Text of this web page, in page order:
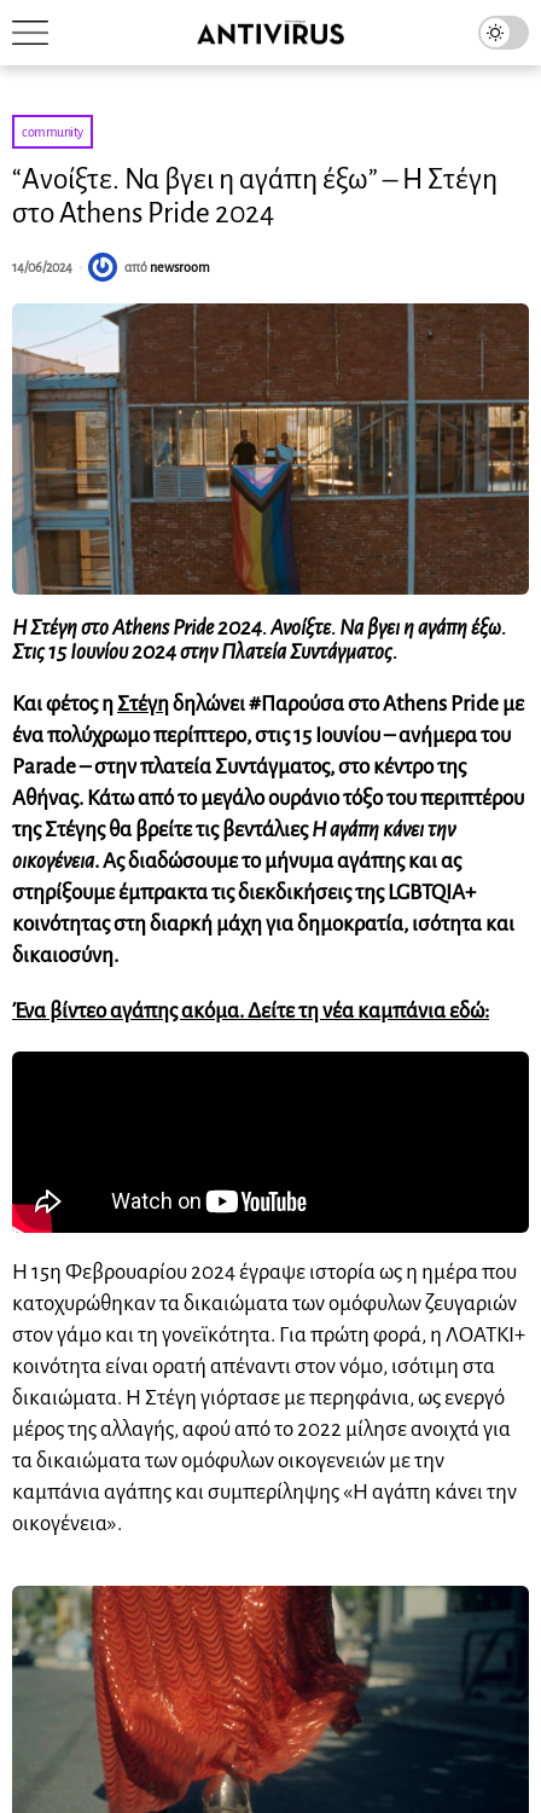
community
“Ανοίξτε. Να βγει η αγάπη έξω” – Η Στέγη
στο Athens Pride 2024
14/06/2024 από newsroom
Η Στέγη στο Athens Pride 2024. Ανοίξτε. Να βγει η αγάπη έξω.
Στις 15 Ιουνίου 2024 στην Πλατεία Συντάγματος.
Και φέτος η Στέγηδηλώνει #Παρούσα στο Athens Pride με
ένα πολύχρωμο περίπτερο, στις 15 Ιουνίου – ανήμερα του
Parade – στην πλατεία Συντάγματος, στο κέντρο της
Αθήνας. Κάτω από το μεγάλο ουράνιο τόξο του περιπτέρου
της Στέγης θα βρείτε τις βεντάλιεςΗ αγάπη κάνει την
οικογένεια. Ας διαδώσουμε το μήνυμα αγάπης και ας
στηρίξουμε έμπρακτα τις διεκδικήσεις της LGBTQIΑ+
κοινότητας στη διαρκή μάχη για δημοκρατία, ισότητα και
δικαιοσύνη.
Ένα βίντεο αγάπης ακόμα. Δείτε τη νέα καμπάνια εδώ:
Η 15η Φεβρουαρίου 2024 έγραψε ιστορία ως η ημέρα που
κατοχυρώθηκαν τα δικαιώματα των ομόφυλων ζευγαριών
στον γάμο και τη γονεϊκότητα. Για πρώτη φορά, η ΛΟΑΤΚΙ+
κοινότητα είναι ορατή απέναντι στον νόμο, ισότιμη στα
δικαιώματα. Η Στέγη γιόρτασε με περηφάνια, ως ενεργό
μέρος της αλλαγής, αφού από το 2022 μίλησε ανοιχτά για
τα δικαιώματα των ομόφυλων οικογενειών με την
καμπάνια αγάπης και συμπερίληψης «Η αγάπη κάνει την
οικογένεια».